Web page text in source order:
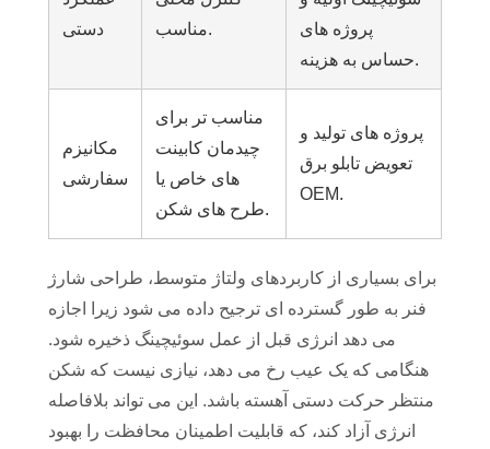
دستی
مناسب.
پروژه های
حساس به هزینه.
مکانیزم
سفارشی
مناسب تر برای
چیدمان کابینت
های خاص یا
طرح های شکن.
پروژه های تولید و
تعویض تابلو برق
OEM.
برای بسیاری از کاربردهای ولتاژ متوسط، طراحی شارژ
فنر به طور گسترده ای ترجیح داده می شود زیرا اجازه
می دهد انرژی قبل از عمل سوئیچینگ ذخیره شود.
هنگامی که یک عیب رخ می دهد، نیازی نیست که شکن
منتظر حرکت دستی آهسته باشد. این می تواند بلافاصله
انرژی آزاد کند، که قابلیت اطمینان محافظت را بهبود